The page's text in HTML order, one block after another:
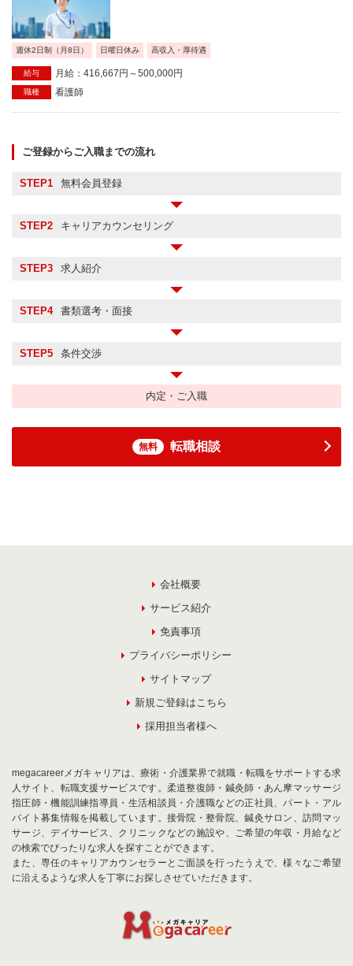
週休2日制（月8日） 日曜日休み 高収入・厚待遇
給与 月給：416,667円～500,000円
職種 看護師
ご登録からご入職までの流れ
STEP1 無料会員登録
STEP2 キャリアカウンセリング
STEP3 求人紹介
STEP4 書類選考・面接
STEP5 条件交渉
内定・ご入職
無料 転職相談
会社概要
サービス紹介
免責事項
プライバシーポリシー
サイトマップ
新規ご登録はこちら
採用担当者様へ
megacareerメガキャリアは、療術・介護業界で就職・転職をサポートする求
人サイト、転職支援サービスです。柔道整復師・鍼灸師・あん摩マッサージ
指圧師・機能訓練指導員・生活相談員・介護職などの正社員、パート・アル
バイト募集情報を掲載しています。接骨院・整骨院、鍼灸サロン、訪問マッ
サージ、デイサービス、クリニックなどの施設や、ご希望の年収・月給など
の検索でぴったりな求人を探すことができます。
また、専任のキャリアカウンセラーとご面談を行ったうえで、様々なご希望
に沿えるような求人を丁寧にお探しさせていただきます。